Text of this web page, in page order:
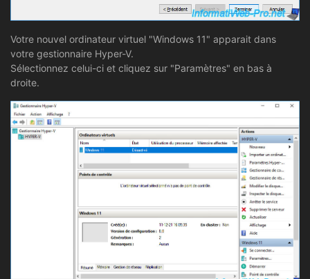
Votre nouvel ordinateur virtuel "Windows 11" apparait dans
votre gestionnaire Hyper-V.
Sélectionnez celui-ci et cliquez sur "Paramètres" en bas à
droite.